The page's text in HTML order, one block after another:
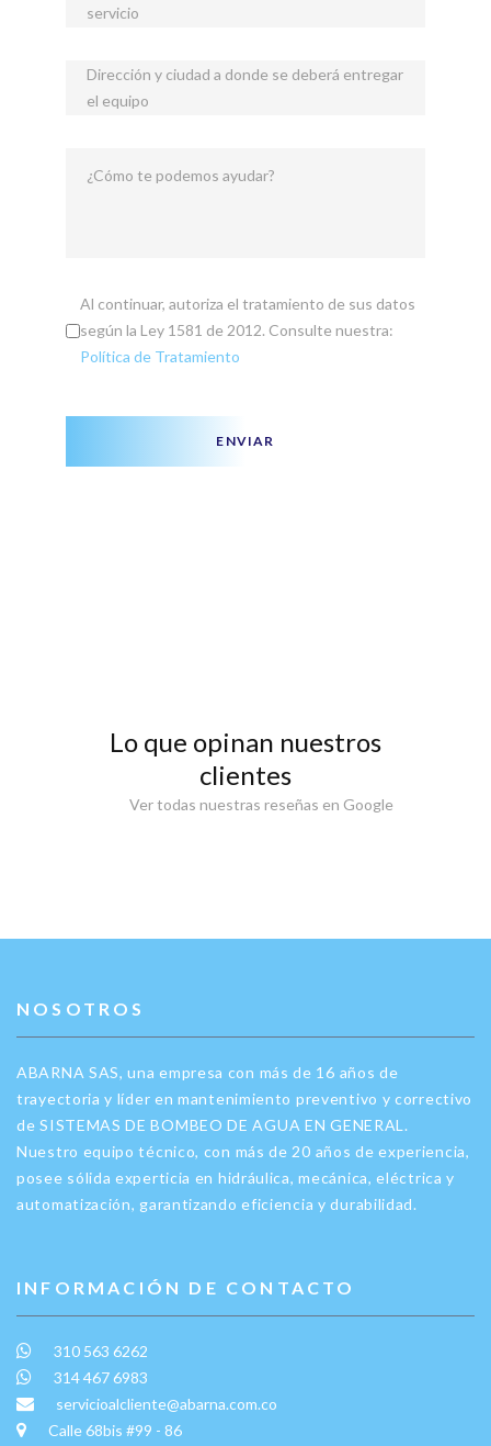
servicio
Dirección y ciudad a donde se deberá entregar
el equipo
¿Cómo te podemos ayudar?
Al continuar, autoriza el tratamiento de sus datos
según la Ley 1581 de 2012. Consulte nuestra:
Política de Tratamiento
ENVIAR
Lo que opinan nuestros
clientes
Ver todas nuestras reseñas en Google
NOSOTROS
ABARNA SAS, una empresa con más de 16 años de
trayectoria y líder en mantenimiento preventivo y correctivo
de SISTEMAS DE BOMBEO DE AGUA EN GENERAL.
Nuestro equipo técnico, con más de 20 años de experiencia,
posee sólida experticia en hidráulica, mecánica, eléctrica y
automatización, garantizando eficiencia y durabilidad.
INFORMACIÓN DE CONTACTO
310 563 6262
314 467 6983
servicioalcliente@abarna.com.co
Calle 68bis #99 - 86